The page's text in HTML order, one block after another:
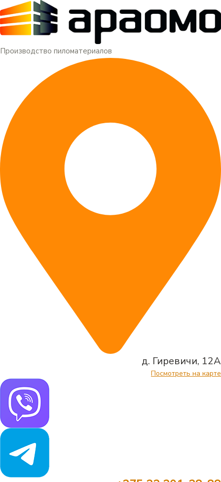
Производство пиломатериалов
д. Гиревичи, 12А
Посмотреть на карте
Меню
Перейти
к
содержимому